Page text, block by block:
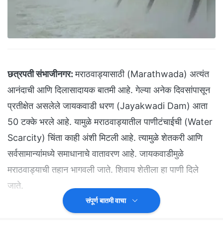
छत्रपती संभाजीनगर: मराठवाड्यासाठी (Marathwada) अत्यंत
आनंदाची आणि दिलासादायक बातमी आहे. गेल्या अनेक दिवसांपासून
प्रतीक्षेत असलेले जायकवाडी धरण (Jayakwadi Dam) आता
50 टक्के भरले आहे. यामुळे मराठवाड्यातील पाणीटंचाईची (Water
Scarcity) चिंता काही अंशी मिटली आहे. त्यामुळे शेतकरी आणि
सर्वसामान्यांमध्ये समाधानाचे वातावरण आहे. जायकवाडीमुळे
मराठवाड्याची तहान भागवली जाते. शिवाय शेतीला हा पाणी दिले
जाते.
'NDTV मराठी' चं अधिकृत व्हॉट्सअ‍ॅप चॅनल जॉईन करा
संपूर्ण बातमी वाचा